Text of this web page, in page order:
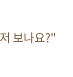
보나요?"